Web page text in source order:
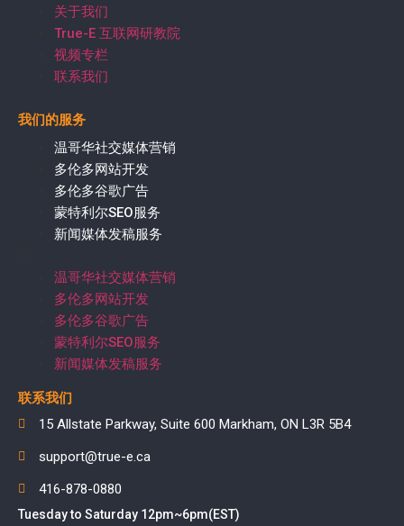
关于我们
True-E 互联网研教院
视频专栏
联系我们
我们的服务
温哥华社交媒体营销
多伦多网站开发
多伦多谷歌广告
蒙特利尔SEO服务
新闻媒体发稿服务
温哥华社交媒体营销
多伦多网站开发
多伦多谷歌广告
蒙特利尔SEO服务
新闻媒体发稿服务
联系我们
15 Allstate Parkway, Suite 600 Markham, ON L3R 5B4
support@true-e.ca
416-878-0880
Tuesday to Saturday 12pm~6pm(EST)